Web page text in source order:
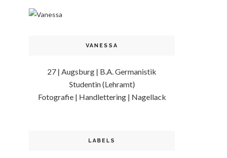
VANESSA
27 | Augsburg | B.A. Germanistik
Studentin (Lehramt)
Fotografie | Handlettering | Nagellack
LABELS